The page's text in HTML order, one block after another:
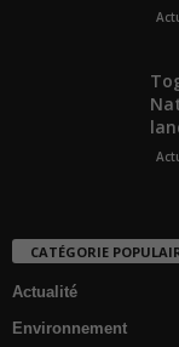
CATÉGORIE
Actualité
Environnement